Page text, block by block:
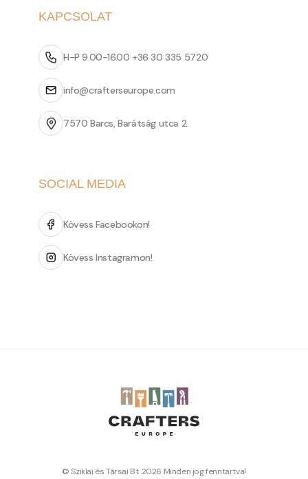
KAPCSOLAT
H-P 9.00-16.00 +36 30 335 5720
info@crafterseurope.com
7570 Barcs, Barátság utca 2.
SOCIAL MEDIA
Kövess Facebookon!
Kövess Instagramon!
© Sziklai és Társai Bt. 2026 Minden jog fenntartva!